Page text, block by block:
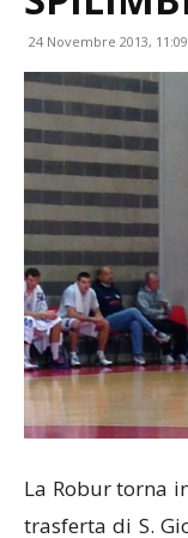
24 Novembre 2013, 11:09
La Robur torna
trasferta di S.